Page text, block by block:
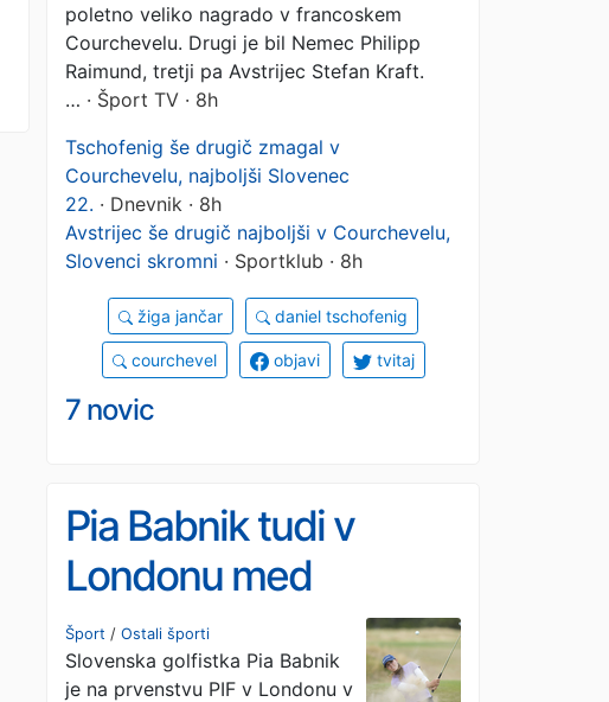
poletno veliko nagrado v francoskem
Courchevelu. Drugi je bil Nemec Philipp
Raimund, tretji pa Avstrijec Stefan Kraft.
… · Šport TV · 8h
Tschofenig še drugič zmagal v
Courchevelu, najboljši Slovenec
22. · Dnevnik · 8h
Avstrijec še drugič najboljši v Courchevelu,
Slovenci skromni · Sportklub · 8h
žiga jančar daniel tschofenig
courchevel objavi tvitaj
7 novic
Pia Babnik tudi v
Londonu med
najboljšimi
Šport / Ostali športi
Slovenska golfistka Pia Babnik
je na prvenstvu PIF v Londonu v